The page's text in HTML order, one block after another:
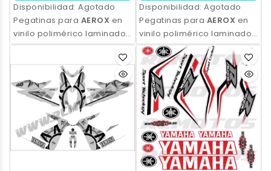
Disponibilidad: Agotado
Pegatinas para AEROX en
vinilo polimérico laminado,
impresas con tinta
resistencia, acabado
profesional y opción de
personalización.
Disponibilidad: Agotado
Pegatinas para AEROX en
vinilo polimérico laminado,
impresas con tinta
ecosolvente. Alta
resistencia, acabado
profesional y opción de
personalización.